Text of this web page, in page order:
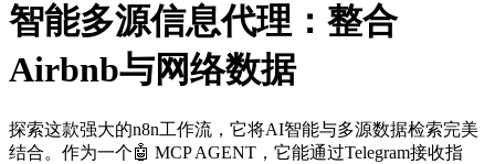
智能多源信息代理：整合
Airbnb与网络数据
探索这款强大的n8n工作流，它将AI智能与多源数据检索完美
结合。作为一个🤖 MCP AGENT，它能通过Telegram接收指